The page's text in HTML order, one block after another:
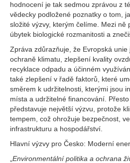
hodnocení je tak sedmou zprávou z
vědecky podložené poznatky o tom,
složité výzvy, kterým čelíme. Mezi ně
úbytek biologické rozmanitosti a
Zpráva zdůrazňuje, že Evropská
ochraně klimatu, zlepšení kvality
recyklace odpadu a účinném
také zlepšení v řadě faktorů, které
směrem k udržitelnosti, kterými jsou
místa a udržitelné financování.
představuje největší výzvu, protože
tempem, což ohrožuje bezpečnost,
infrastrukturu a hospodářství.
Hlavní výzvy pro Česko: Moderní
Environmentální politika a ochrana